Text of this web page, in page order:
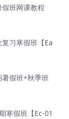
班网课教程
习寒假班【Ea
假班+秋季班
寒假班【Ec-01